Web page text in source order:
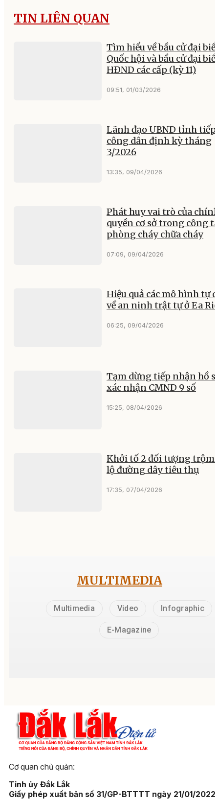
TIN LIÊN QUAN
Tìm hiểu về bầu cử đại
Quốc hội và bầu cử đại
HĐND các cấp (kỳ 11)
09:51, 01/03/2026
Lãnh đạo UBND tỉnh tiếp
công dân định kỳ tháng
3/2026
13:35, 09/04/2026
Phát huy vai trò của chính
quyền cơ sở trong công
phòng cháy chữa cháy
07:09, 09/04/2026
Hiệu quả các mô hình tự
về an ninh trật tự ở Ea
06:25, 09/04/2026
Tạm dừng tiếp nhận hồ
xác nhận CMND 9 số
15:25, 08/04/2026
Khởi tố 2 đối tượng trộm
lộ đường dây tiêu thụ
17:35, 07/04/2026
MULTIMEDIA
Multimedia Video Infographic
E-Magazine
Cơ quan chủ quản:
Tỉnh ủy Đắk Lắk
Giấy phép xuất bản số 31/GP-BTTTT ngày 21/01/2022